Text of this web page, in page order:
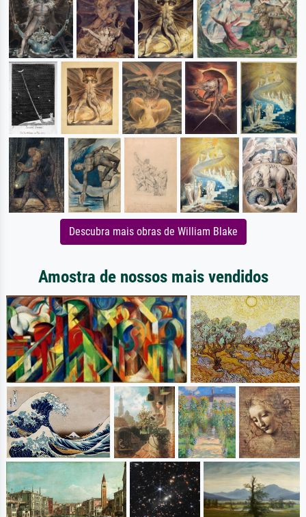
Descubra mais obras de William Blake
Amostra de nossos mais vendidos